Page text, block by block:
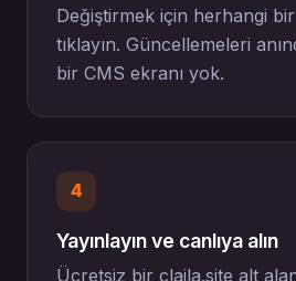
Değiştirmek için herhangi
tıklayın. Güncellemeleri
bir CMS ekranı yok.
4
Yayınlayın ve canlıya alın
Ücretsiz bir claila.site alt